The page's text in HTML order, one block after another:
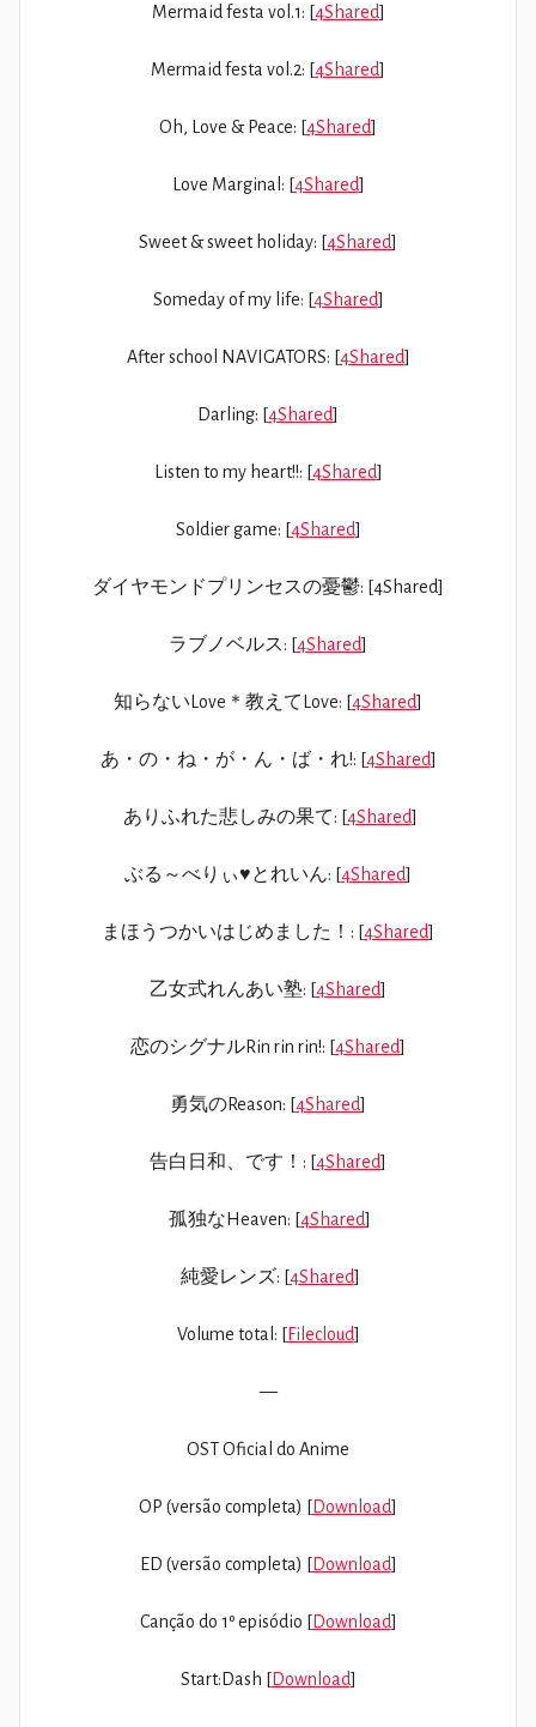
Mermaid festa vol.1: [4Shared]
Mermaid festa vol.2: [4Shared]
Oh, Love & Peace: [4Shared]
Love Marginal: [4Shared]
Sweet & sweet holiday: [4Shared]
Someday of my life: [4Shared]
After school NAVIGATORS: [4Shared]
Darling: [4Shared]
Listen to my heart!!: [4Shared]
Soldier game: [4Shared]
ダイヤモンドプリンセスの憂鬱: [4Shared]
ラブノベルス: [4Shared]
知らないLove＊教えてLove: [4Shared]
あ・の・ね・が・ん・ば・れ!: [4Shared]
ありふれた悲しみの果て: [4Shared]
ぶる～べりぃ♥とれいん: [4Shared]
まほうつかいはじめました！: [4Shared]
乙女式れんあい塾: [4Shared]
恋のシグナルRin rin rin!: [4Shared]
勇気のReason: [4Shared]
告白日和、です！: [4Shared]
孤独なHeaven: [4Shared]
純愛レンズ: [4Shared]
Volume total: [Filecloud]
—
OST Oficial do Anime
OP (versão completa) [Download]
ED (versão completa) [Download]
Canção do 1º episódio [Download]
Start:Dash [Download]